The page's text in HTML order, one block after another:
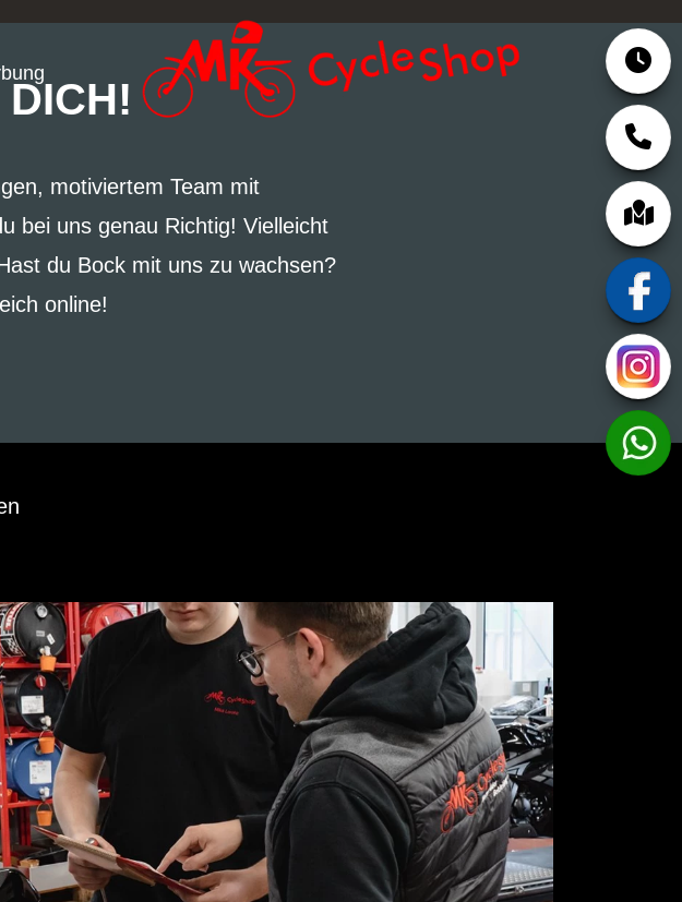
motiviertem Team mit
bei uns genau Richtig! Vielleicht
du Bock mit uns zu wachsen?
online!